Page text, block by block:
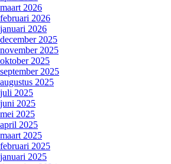
maart 2026
februari 2026
januari 2026
december 2025
november 2025
oktober 2025
september 2025
augustus 2025
juli 2025
juni 2025
mei 2025
april 2025
maart 2025
februari 2025
januari 2025